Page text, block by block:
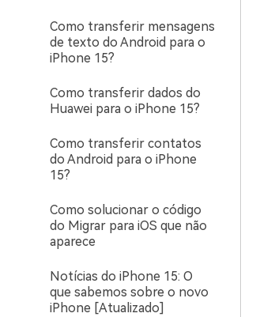
Como transferir mensagens
de texto do Android para o
iPhone 15?
Como transferir dados do
Huawei para o iPhone 15?
Como transferir contatos
do Android para o iPhone
15?
Como solucionar o código
do Migrar para iOS que não
aparece
Notícias do iPhone 15: O
que sabemos sobre o novo
iPhone [Atualizado]